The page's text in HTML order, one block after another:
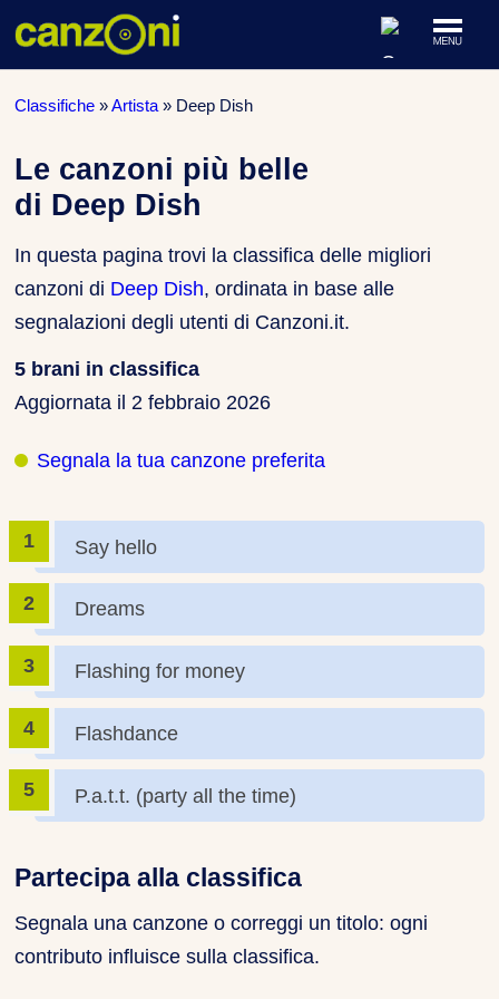
CONCERTI DAL VIVO
Classifiche »Artista » Deep Dish
Le canzoni più belle
di Deep Dish
In questa pagina trovi la classifica delle migliori
canzoni di Deep Dish, ordinata in base alle
segnalazioni degli utenti di Canzoni.it.
5 brani in classifica
Aggiornata il2 febbraio 2026
Segnala la tua canzone preferita
Say hello
Dreams
Flashing for money
Flashdance
P.a.t.t. (party all the time)
Partecipa alla classifica
Segnala una canzone o correggi un titolo: ogni
contributo influisce sulla classifica.